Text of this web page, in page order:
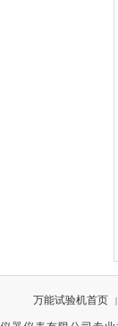
万能试验机首页 |